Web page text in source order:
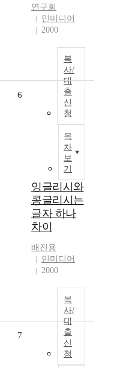
연구회
민미디어
2000
복
사/
대
출
신
청
목
차
보
기
6
잉글리시와
콩글리시는
글자 하나
차이
배진용
민미디어
2000
복
사/
대
출
신
청
7